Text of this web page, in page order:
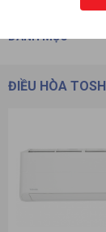
DANH MỤC
ĐIỀU HÒA